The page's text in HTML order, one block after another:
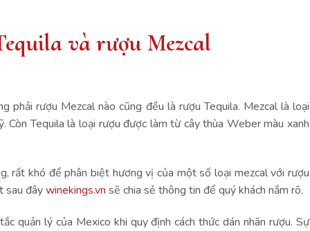
và rượu Mezcal
rượu Mezcal nào cũng đều là rượu Tequila. Mezcal là loại
Tequila là loại rượu được làm từ cây thùa Weber màu xanh
rất khó để phân biệt hương vị của một số loại mezcal với rượu
sau đâywinekings.vn sẽ chia sẻ thông tin để quý khách nắm rõ.
quản lý của Mexico khi quy định cách thức dán nhãn rượu. Sự